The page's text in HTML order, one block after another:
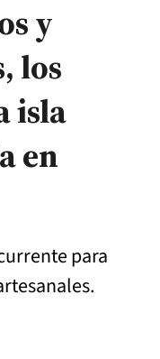
y
los
isla
en
para